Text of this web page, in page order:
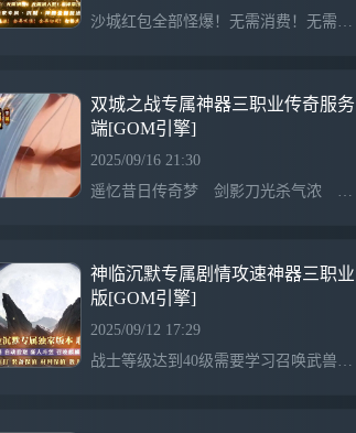
沙城红包全部怪爆！无需消费！无需满人数！0冲拿沙！沙奖8888，独家专属沉默，神器全新玩法！特色财源滚滚！全屏吸怪！全屏切割！打怪爽翻天！
双城之战专属神器三职业传奇服务
端[GOM引擎]
2025/09/16 21:30
遥忆昔日传奇梦 剑影刀光杀气浓 兄弟情深悲欢共 夫妻恩爱生死同杀猫逐鹿出新村 斩妖除魔入盟重 近观绿涛汇碧海 远眺青山有苍松也曾毒蛇遭蛇吻 也曾矿工做苦工 也曾惊喜暴神兵 也曾郁闷砍蛆虫熬到三五学终技 从此天下我英雄 初次攻城显身手 沙城遍地是蛟龙道法施威电符猛 战士逞强火腾空 龙纹骨玉加裁决 对酒当歌铲皇宫三更战罢有余悸 旷野处处闻哀鸿 为报友仇下祖玛 为雪妻恨清蜈蚣哪有英雄怕诅咒 何来好汉惧名红 终日征战沙场上 怕死莫来传奇中
神临沉默专属剧情攻速神器三职业
版[GOM引擎]
2025/09/12 17:29
战士等级达到40级需要学习召唤武兽招出武兽，45级可以带1个武兽！！48级一只武兽神,48级送召唤武兽技能书，51级召唤一只武兽仙53级变异武兽55级变异武兽神欢迎来到由我公司独家制作的神临沉默，加群送礼包助新人发展。散人玩家建议玩道士，次选法师，不建议玩战士，战士需要朋友支援或中后期才牛逼。50级前送新手宝宝协助发展。开区领取在线泡点，选择初级地图，每个地图均有32000BOSS，运气好可一个BOSS致富。组队玩家可以选择中级地图。会员地图BOSS超多，爆率高，但需要50级哦，是必争地图。新手前期青蛙洞比